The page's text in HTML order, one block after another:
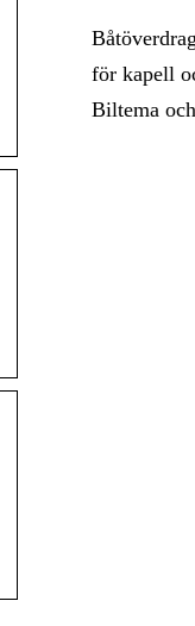
för kapell
Biltema